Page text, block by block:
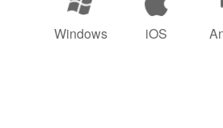
Windows iOS